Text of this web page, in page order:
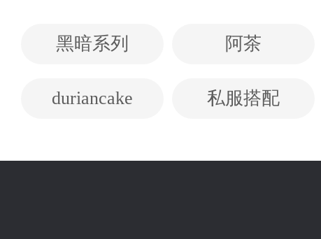
黑暗系列 阿茶
duriancake 私服搭配